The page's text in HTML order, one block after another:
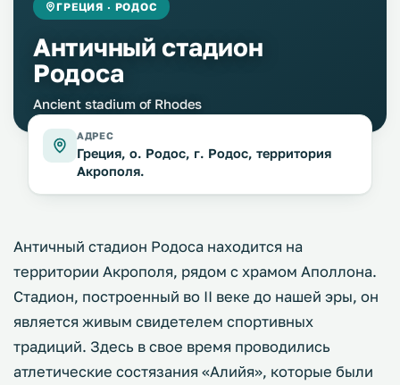
ГРЕЦИЯ · РОДОС
Античный стадион
Родоса
Ancient stadium of Rhodes
АДРЕС
Греция, о. Родос, г. Родос, территория
Акрополя.
Античный стадион Родоса находится на
территории Акрополя, рядом с храмом Аполлона.
Стадион, построенный во II веке до нашей эры, он
является живым свидетелем спортивных
традиций. Здесь в свое время проводились
атлетические состязания «Алийя», которые были